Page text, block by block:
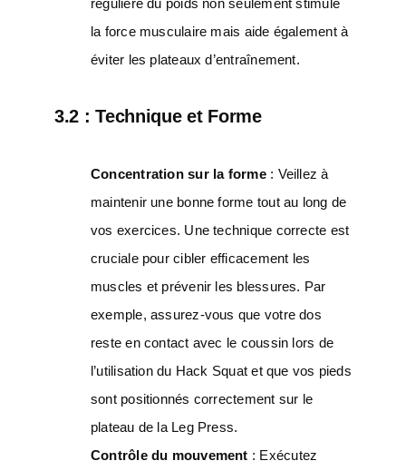
la force musculaire mais aide également à
éviter les plateaux d’entraînement.
3.2 :Technique et Forme
Concentration sur la forme: Veillez à
maintenir une bonne forme tout au long de
vos exercices. Une technique correcte est
cruciale pour cibler efficacement les
muscles et prévenir les blessures. Par
exemple, assurez-vous que votre dos
reste en contact avec le coussin lors de
l’utilisation du Hack Squat et que vos pieds
sont positionnés correctement sur le
plateau de la Leg Press.
Contrôle du mouvement : Exécutez